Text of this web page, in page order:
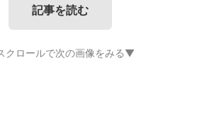
記事を読む
クロールで次の画像をみる▼